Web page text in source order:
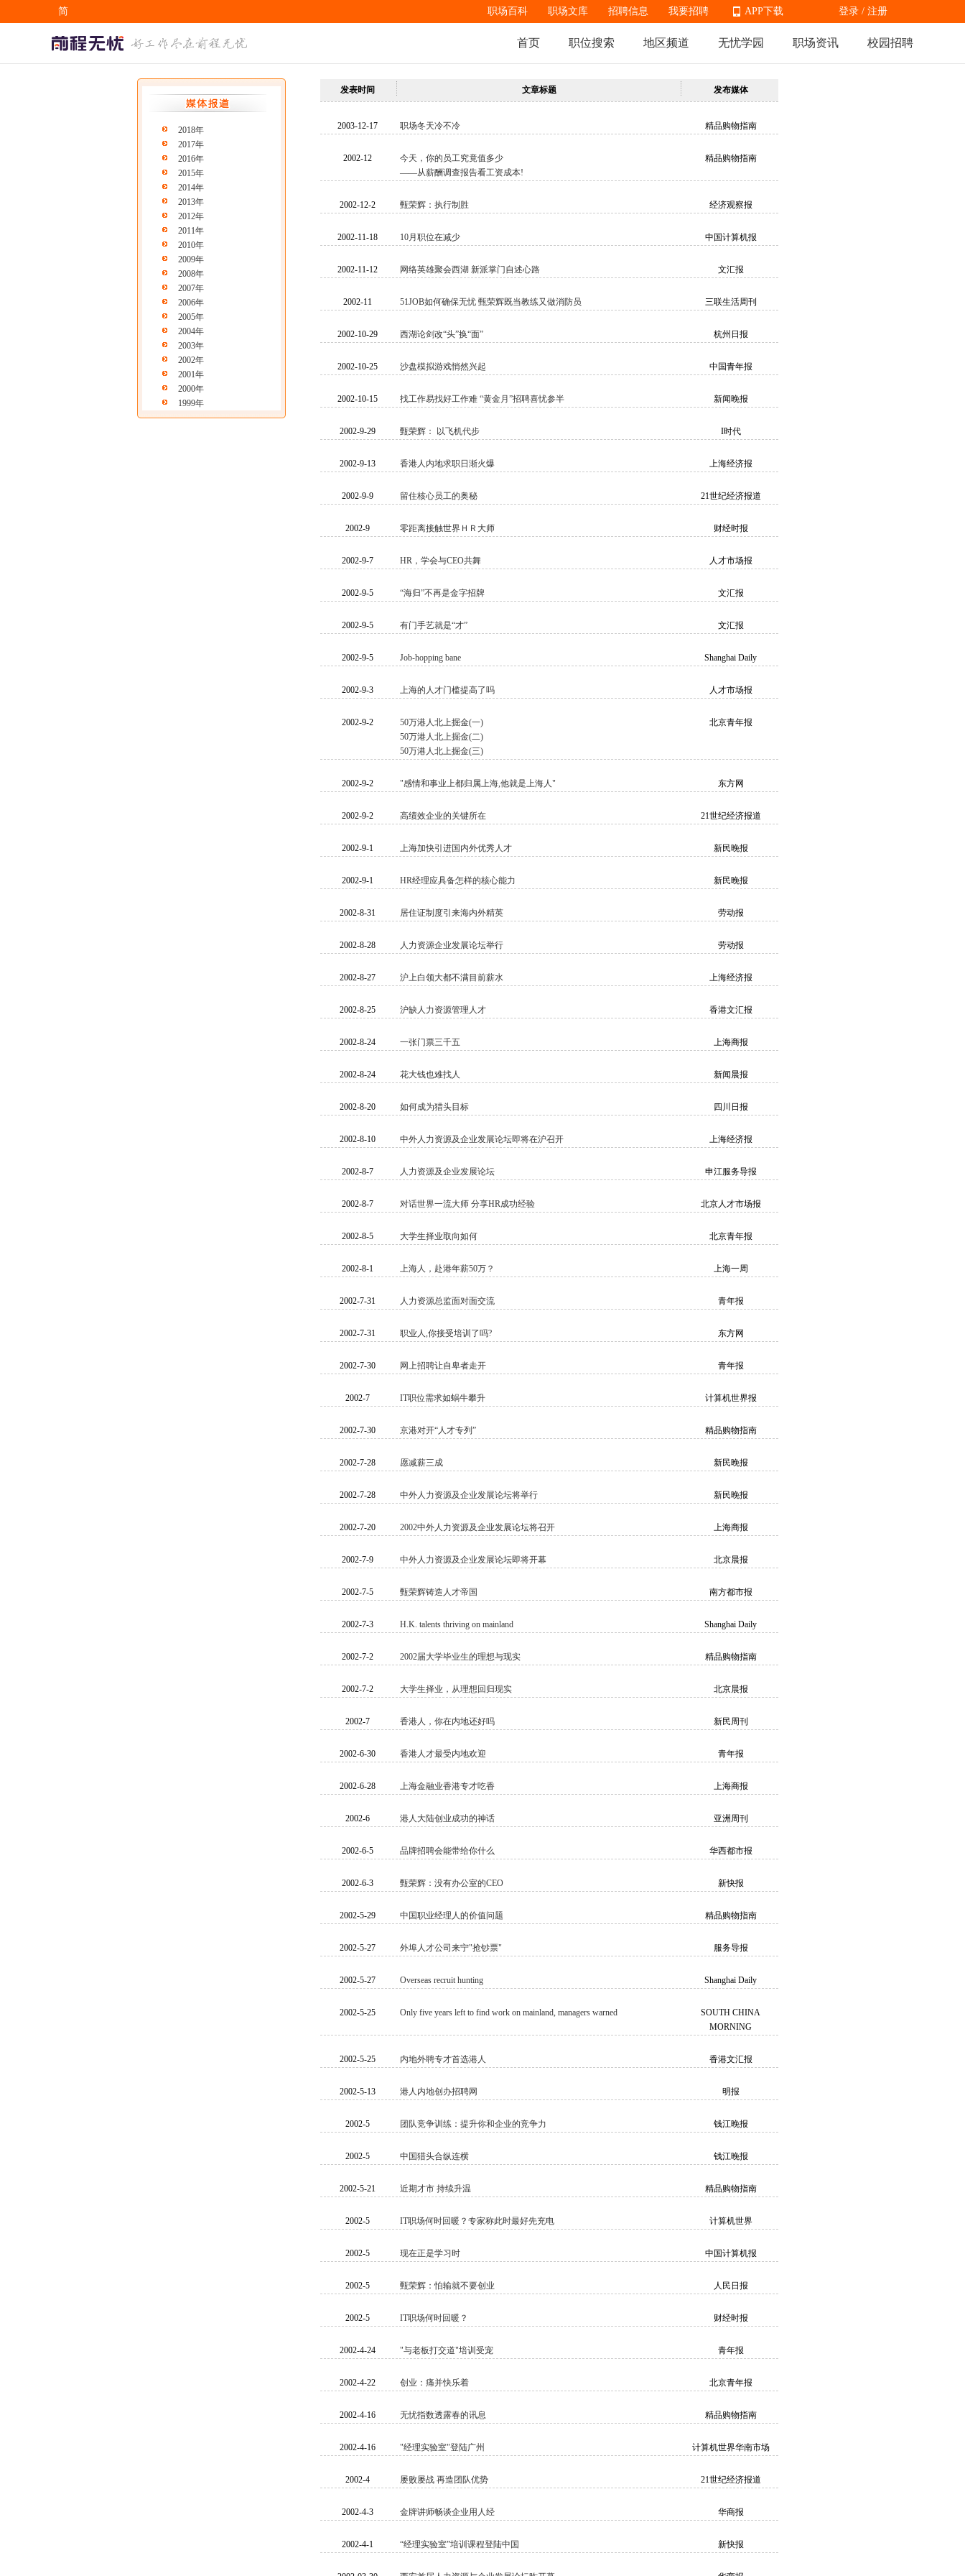
简
EN
登录 / 注册
APP下载
APP下载
职场百科 职场文库 招聘信息 我要招聘
首页 职位搜索 地区频道 无忧学园 职场资讯 校园招聘
2018年
2017年
2016年
2015年
2014年
2013年
2012年
2011年
2010年
2009年
2008年
2007年
2006年
2005年
2004年
2003年
2002年
2001年
2000年
1999年
发表时间 文章标题 发布媒体
2003-12-17 职场冬天冷不冷 精品购物指南
2002-12
今天，你的员工究竟值多少
——从薪酬调查报告看工资成本!
精品购物指南
2002-12-2 甄荣辉：执行制胜 经济观察报
2002-11-18 10月职位在减少 中国计算机报
2002-11-12 网络英雄聚会西湖 新派掌门自述心路 文汇报
2002-11 51JOB如何确保无忧 甄荣辉既当教练又做消防员 三联生活周刊
2002-10-29 西湖论剑改“头”换“面” 杭州日报
2002-10-25 沙盘模拟游戏悄然兴起 中国青年报
2002-10-15 找工作易找好工作难 “黄金月”招聘喜忧参半 新闻晚报
2002-9-29 甄荣辉： 以飞机代步 I时代
2002-9-13 香港人内地求职日渐火爆 上海经济报
2002-9-9 留住核心员工的奥秘 21世纪经济报道
2002-9 零距离接触世界ＨＲ大师 财经时报
2002-9-7 HR，学会与CEO共舞 人才市场报
2002-9-5 “海归”不再是金字招牌 文汇报
2002-9-5 有门手艺就是“才” 文汇报
2002-9-5 Job-hopping bane Shanghai Daily
2002-9-3 上海的人才门槛提高了吗 人才市场报
2002-9-2
50万港人北上掘金(一)
50万港人北上掘金(二)
50万港人北上掘金(三)
北京青年报
2002-9-2 "感情和事业上都归属上海,他就是上海人" 东方网
2002-9-2 高绩效企业的关键所在 21世纪经济报道
2002-9-1 上海加快引进国内外优秀人才 新民晚报
2002-9-1 HR经理应具备怎样的核心能力 新民晚报
2002-8-31 居住证制度引来海内外精英 劳动报
2002-8-28 人力资源企业发展论坛举行 劳动报
2002-8-27 沪上白领大都不满目前薪水 上海经济报
2002-8-25 沪缺人力资源管理人才 香港文汇报
2002-8-24 一张门票三千五 上海商报
2002-8-24 花大钱也难找人 新闻晨报
2002-8-20 如何成为猎头目标 四川日报
2002-8-10 中外人力资源及企业发展论坛即将在沪召开 上海经济报
2002-8-7 人力资源及企业发展论坛 申江服务导报
2002-8-7 对话世界一流大师 分享HR成功经验 北京人才市场报
2002-8-5 大学生择业取向如何 北京青年报
2002-8-1 上海人，赴港年薪50万？ 上海一周
2002-7-31 人力资源总监面对面交流 青年报
2002-7-31 职业人,你接受培训了吗? 东方网
2002-7-30 网上招聘让自卑者走开 青年报
2002-7 IT职位需求如蜗牛攀升 计算机世界报
2002-7-30 京港对开“人才专列” 精品购物指南
2002-7-28 愿减薪三成 新民晚报
2002-7-28 中外人力资源及企业发展论坛将举行 新民晚报
2002-7-20 2002中外人力资源及企业发展论坛将召开 上海商报
2002-7-9 中外人力资源及企业发展论坛即将开幕 北京晨报
2002-7-5 甄荣辉铸造人才帝国 南方都市报
2002-7-3 H.K. talents thriving on mainland Shanghai Daily
2002-7-2 2002届大学毕业生的理想与现实 精品购物指南
2002-7-2 大学生择业，从理想回归现实 北京晨报
2002-7 香港人，你在内地还好吗 新民周刊
2002-6-30 香港人才最受内地欢迎 青年报
2002-6-28 上海金融业香港专才吃香 上海商报
2002-6 港人大陆创业成功的神话 亚洲周刊
2002-6-5 品牌招聘会能带给你什么 华西都市报
2002-6-3 甄荣辉：没有办公室的CEO 新快报
2002-5-29 中国职业经理人的价值问题 精品购物指南
2002-5-27 外埠人才公司来宁"抢钞票" 服务导报
2002-5-27 Overseas recruit hunting Shanghai Daily
2002-5-25 Only five years left to find work on mainland, managers warned
SOUTH CHINA
MORNING
2002-5-25 内地外聘专才首选港人 香港文汇报
2002-5-13 港人内地创办招聘网 明报
2002-5 团队竞争训练：提升你和企业的竞争力 钱江晚报
2002-5 中国猎头合纵连横 钱江晚报
2002-5-21 近期才市 持续升温 精品购物指南
2002-5 IT职场何时回暖？专家称此时最好先充电 计算机世界
2002-5 现在正是学习时 中国计算机报
2002-5 甄荣辉：怕输就不要创业 人民日报
2002-5 IT职场何时回暖？ 财经时报
2002-4-24 "与老板打交道"培训受宠 青年报
2002-4-22 创业：痛并快乐着 北京青年报
2002-4-16 无忧指数透露春的讯息 精品购物指南
2002-4-16 "经理实验室"登陆广州 计算机世界华南市场
2002-4 屡败屡战 再造团队优势 21世纪经济报道
2002-4-3 金牌讲师畅谈企业用人经 华商报
2002-4-1 “经理实验室”培训课程登陆中国 新快报